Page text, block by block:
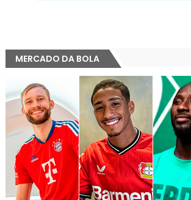
MERCADO DA BOLA